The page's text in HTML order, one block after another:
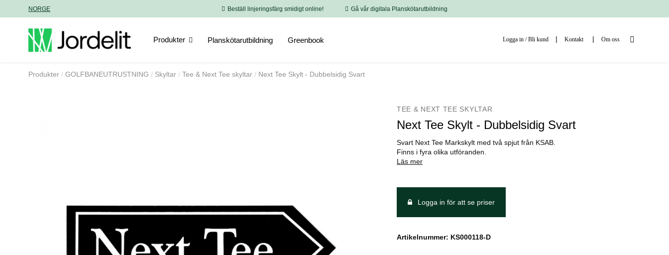
NORGE Beställ linjeringsfärg smidigt online! Gå vår digitala Planskötarutbildning
Produkter Planskötarutbildning Greenbook Logga in / Bli kund Kontakt Om oss
Produkter GOLFBANEUTRUSTNING Skyltar Tee & Next Tee skyltar Next Tee Skylt - Dubbelsidig Svart
TEE & NEXT TEE SKYLTAR
Next Tee Skylt - Dubbelsidig Svart
Svart Next Tee Markskylt med två spjut från KSAB.
Finns i fyra olika utföranden.
Läs mer
Logga in för att se priser
Artikelnummer: KS000118-D